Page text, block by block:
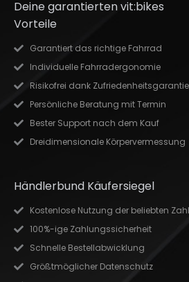
Deine garantierten vit:bikes
Vorteile
Garantiert das richtige Fahrrad
Individuelle Fahrradergonomie
Risikofrei dank Zufriedenheitsgarantie
Persönliche Beratung mit Termin
Bester Support nach dem Kauf
Dreidimensionale Körpervermessung
Händlerbund Käufersiegel
Kostenlose Nutzung der beliebten
100%-ige Zahlungssicherheit
Schnelle Bestellabwicklung
Größtmöglicher Datenschutz